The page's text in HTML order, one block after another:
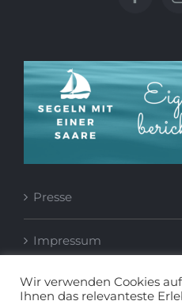
Presse
Impressum
Datenschutzerklärung
Wir verwenden Cookies
Ihnen das relevanteste